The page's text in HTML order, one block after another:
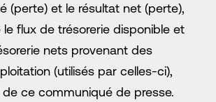
(perte) et le résultat net (perte),
le flux de trésorerie disponible et
nets provenant des
(utilisés par celles-ci),
ce communiqué de presse.